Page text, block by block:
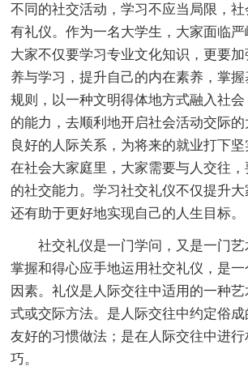
不同的社交活动，学习不应当局限，
有礼仪。作为一名大学生，大家面临严
大家不仅要学习专业文化知识，更要
养与学习，提升自己的内在素养，掌
规则，以一种文明得体地方式融入社
的能力，去顺利地开启社会活动交际
良好的人际关系，为将来的就业打下
在社会大家庭里，大家需要与人交往
的社交能力。学习社交礼仪不仅提升大
还有助于更好地实现自己的人生目标。
社交礼仪是一门学问，又是一门
掌握和得心应手地运用社交礼仪，是
因素。礼仪是人际交往中适用的一种
式或交际方法。是人际交往中约定俗成
友好的习惯做法；是在人际交往中进
巧。